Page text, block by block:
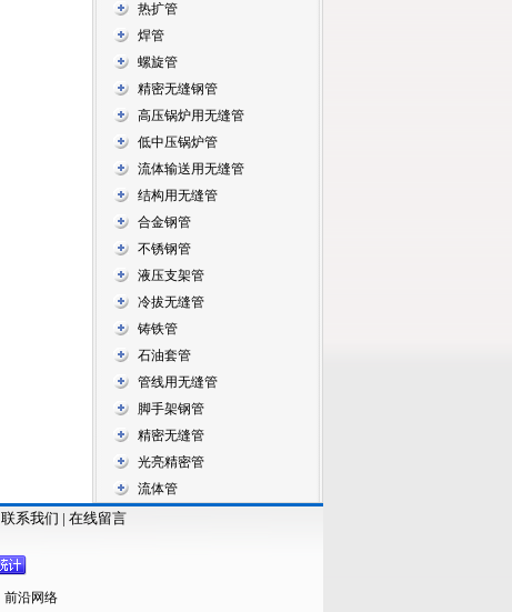
热扩管
焊管
螺旋管
精密无缝钢管
高压锅炉用无缝管
低中压锅炉管
流体输送用无缝管
结构用无缝管
合金钢管
不锈钢管
液压支架管
冷拔无缝管
铸铁管
石油套管
管线用无缝管
脚手架钢管
精密无缝管
光亮精密管
流体管
联系我们 | 在线留言
前沿网络